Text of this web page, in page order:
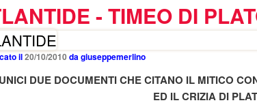
- TIMEO DI
il20/10/2010 dagiuseppemerlino
DUE DOCUMENTI CHE CITANO IL MITICO
ED IL CRIZIA DI